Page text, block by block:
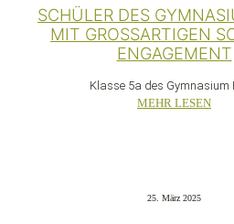
SCHÜLER DES
MIT GROSSARTIGEN
NGAGEMENT
Klasse 5a des Gymnasium
MEHR LESEN
25. März 2025